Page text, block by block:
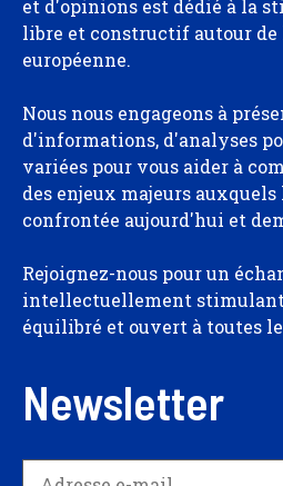
et d'opinions est dédié à la
libre et constructif autour
européenne.
Nous nous engageons à
d'informations, d'analyses
variées pour vous aider à
des enjeux majeurs auxquels
confrontée aujourd'hui et
Rejoignez-nous pour un
intellectuellement
équilibré et ouvert à toutes
Newsletter